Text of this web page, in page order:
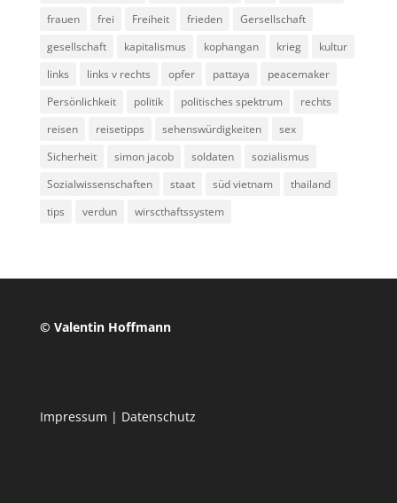
frauen
frei Freiheit frieden
Gersellschaft
gesellschaft
kapitalismus kophangan krieg
kultur
links
links v rechts opfer pattaya
peacemaker
Persönlichkeit
politik politisches spektrum
rechts
reisen
reisetipps sehenswürdigkeiten
sex
Sicherheit
simon jacob soldaten
sozialismus
Sozialwissenschaften
staat süd vietnam
thailand
tips
verdun wirscthaftssystem
© Valentin Hoffmann
Impressum | Datenschutz